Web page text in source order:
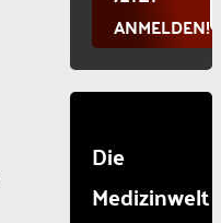
ANMELDEN!
Die
Medizinwelt